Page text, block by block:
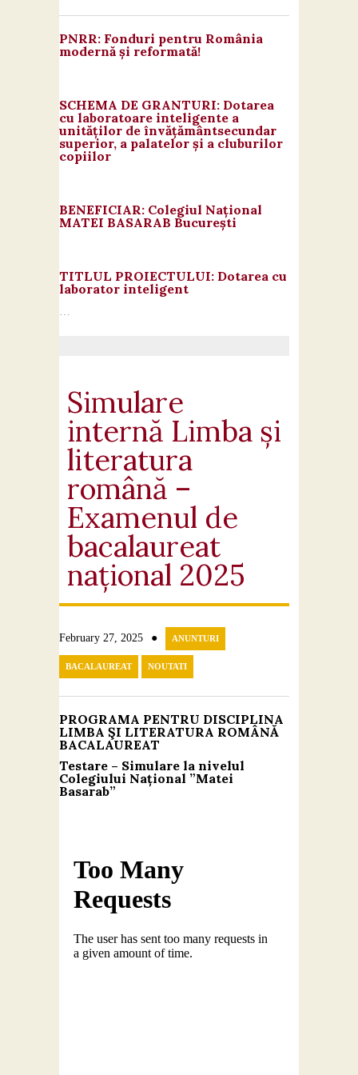
PNRR: Fonduri pentru România
modernă și reformată!
SCHEMA DE GRANTURI: Dotarea
cu laboratoare inteligente a
unităților de învățământsecundar
superior, a palatelor și a cluburilor
copiilor
BENEFICIAR: Colegiul Național
MATEI BASARAB București
TITLUL PROIECTULUI: Dotarea cu
laborator inteligent
…
Simulare
internă Limba și
literatura
română –
Examenul de
bacalaureat
național 2025
February 27, 2025 ● ANUNTURI
BACALAUREAT NOUTATI
PROGRAMA PENTRU DISCIPLINA
LIMBA ŞI LITERATURA ROMÂNĂ
BACALAUREAT
Testare – Simulare la nivelul
Colegiului Național ”Matei
Basarab”